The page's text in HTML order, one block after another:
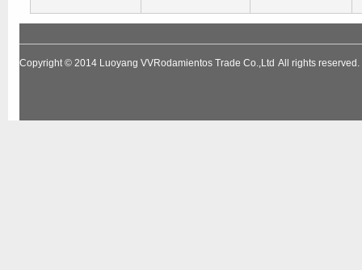
Copyright © 2014 Luoyang VVRodamientos Trade Co.,Ltd All rights